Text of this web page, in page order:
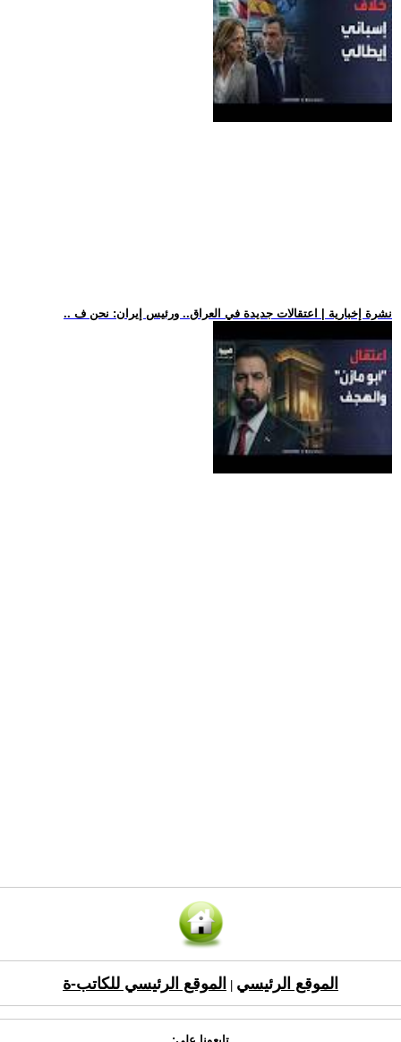
.. نشرة إخبارية | اعتقالات جديدة في العراق.. ورئيس إيران: نحن ف
الموقع الرئيسي الموقع الرئيسي للكاتب-ة